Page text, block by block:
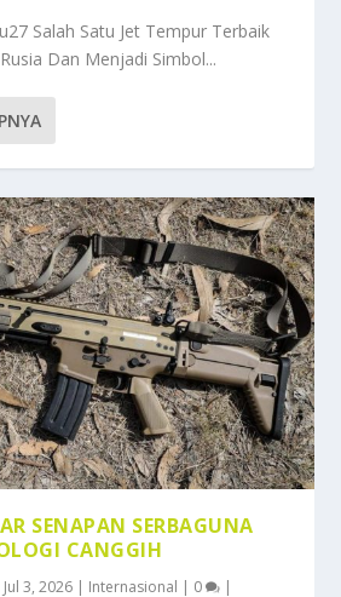
Salah Satu Jet Tempur Terbaik
Dan Menjadi Simbol...
SENAPAN SERBAGUNA
CANGGIH
Jul 3, 2026 | Internasional | 0 |